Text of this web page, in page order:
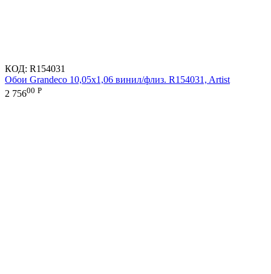
КОД: R154031
Обои Grandeco 10,05х1,06 винил/флиз. R154031, Artist
2 75600 Р